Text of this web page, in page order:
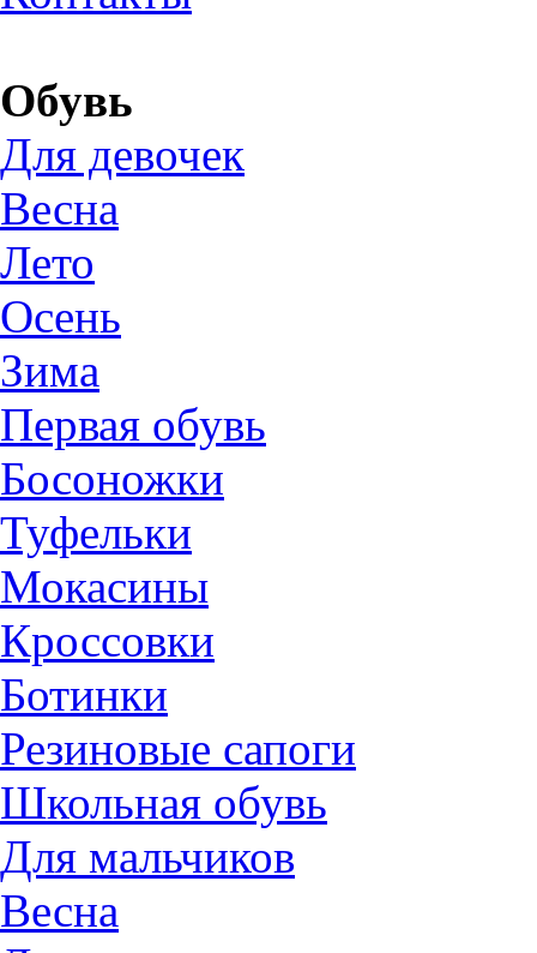
Обувь
Для девочек
Весна
Лето
Осень
Зима
Первая обувь
Босоножки
Туфельки
Мокасины
Кроссовки
Ботинки
Резиновые сапоги
Школьная обувь
Для мальчиков
Весна